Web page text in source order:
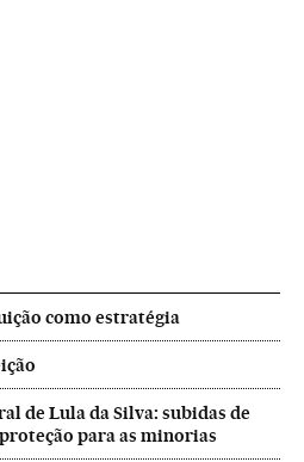
como estratégia
de Lula da Silva: subidas de
para as minorias